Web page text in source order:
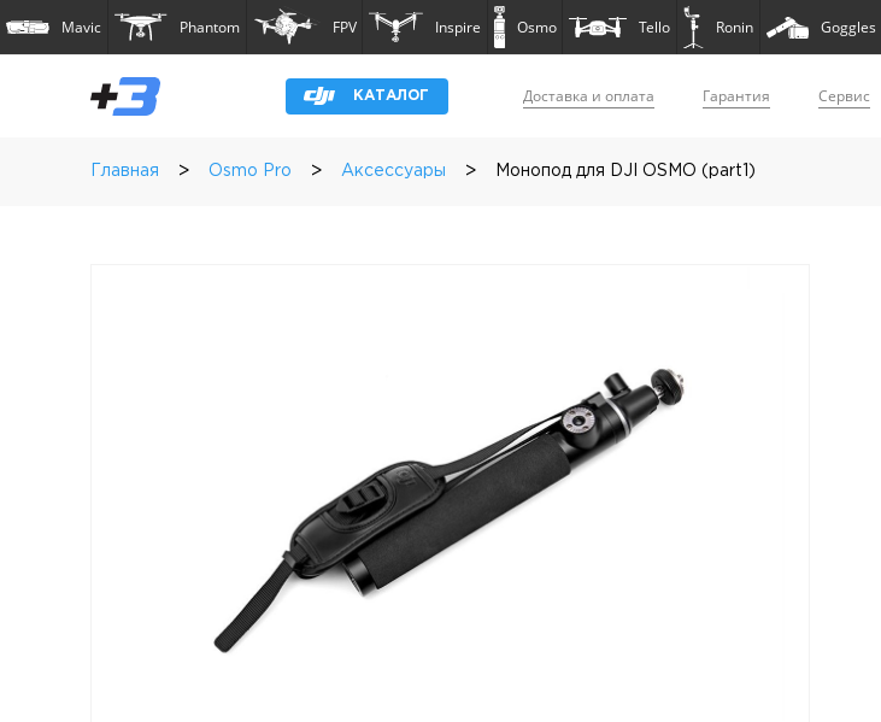
Mavic Phantom FPV Inspire Osmo Tello Ronin Goggles
КАТАЛОГ Доставка и оплата Гарантия Сервис
Главная > Osmo Pro > Аксессуары > Монопод для DJI OSMO (part1)